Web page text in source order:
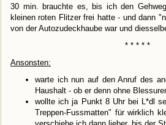
30 min. brauchte es, bis ich den
kleinen roten Flitzer frei hatte - und dann
von der Autozudeckhaube war und
* * * * *
Ansonsten:
warte ich nun auf den Anruf des
Haushalt - ob er denn ohne
wollte ich ja Punkt 8 Uhr bei L*dl
Treppen-Fussmatten" für wirklich